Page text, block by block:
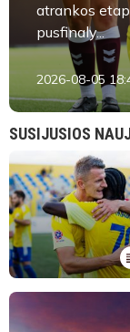
atrankos
pusfinaly...
2026-08-05
SUSIJUSIOS